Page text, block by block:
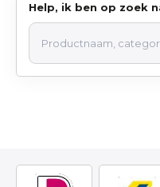
Help, ik ben op zoek